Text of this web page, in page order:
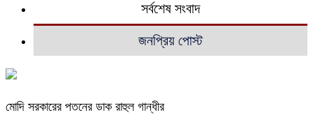
সর্বশেষ সংবাদ
জনপ্রিয় পোস্ট
মোদি সরকারের পতনের ডাক রাহুল গান্ধীর